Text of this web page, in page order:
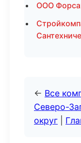
ООО
← Все
Северо-
округ